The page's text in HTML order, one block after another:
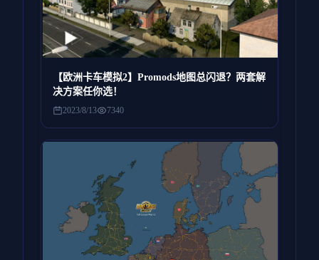
【欧洲卡车模拟2】Promods地图总闪退？两套解
决方案任你选！
2023/8/13 7340